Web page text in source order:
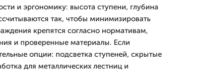
и эргономику: высота ступени, глубина
так, чтобы минимизировать
крепятся согласно нормативам,
и проверенные материалы. Если
опции: подсветка ступеней, скрытые
для металлических лестниц и